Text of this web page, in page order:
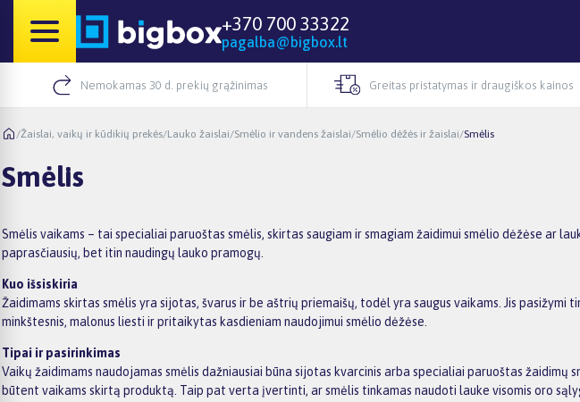
+370 700 33322
pagalba@bigbox.lt
Nemokamas 30 d. prekių grąžinimas Greitas pristatymas ir draugiškos kainos
/Žaislai, vaikų ir kūdikių prekės/Lauko žaislai/Smėlio ir vandens žaislai/Smėlio dėžės ir žaislai/Smėlis
Smėlis
Smėlis vaikams – tai specialiai paruoštas smėlis, skirtas saugiam ir smagiam žaidimui smėlio dėžėse ar
paprasčiausių, bet itin naudingų lauko pramogų.
Kuo išsiskiria
Žaidimams skirtas smėlis yra sijotas, švarus ir be aštrių priemaišų, todėl yra saugus vaikams. Jis
minkštesnis, malonus liesti ir pritaikytas kasdieniam naudojimui smėlio dėžėse.
Tipai ir pasirinkimas
Vaikų žaidimams naudojamas smėlis dažniausiai būna sijotas kvarcinis arba specialiai paruoštas
būtent vaikams skirtą produktą. Taip pat verta įvertinti, ar smėlis tinkamas naudoti lauke visomis oro